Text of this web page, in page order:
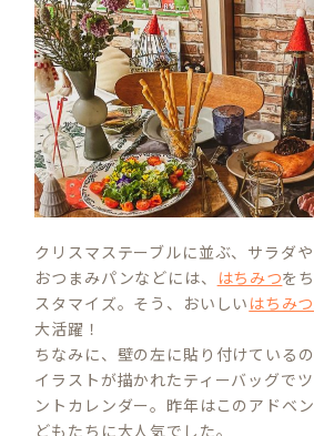
クリスマステーブルに並ぶ、サラダ
おつまみパンなどには、 はちみつを
スタマイズ。そう、おいしい はちみつ
大活躍！
ちなみに、壁の左に貼り付けている
イラストが描かれたティーバッグで
ントカレンダー。昨年はこのアドベ
どもたちに大人気でした。